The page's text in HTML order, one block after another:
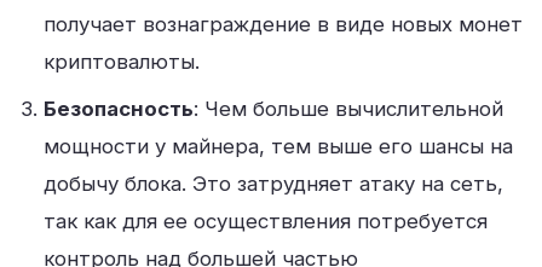
получает вознаграждение в виде новых монет
криптовалюты.
Безопасность: Чем больше вычислительной
мощности у майнера, тем выше его шансы на
добычу блока. Это затрудняет атаку на сеть,
так как для ее осуществления потребуется
контроль над большей частью